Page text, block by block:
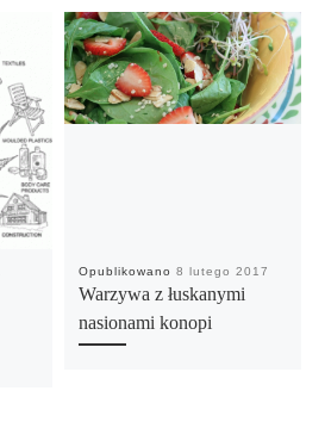
Opublikowano 8 lutego 2017
Warzywa z łuskanymi
nasionami konopi